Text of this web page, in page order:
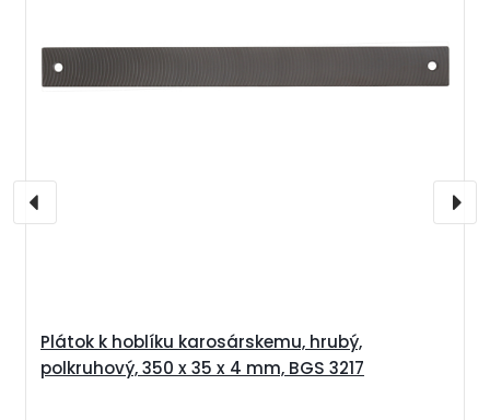
Plátok k hoblíku karosárskemu, hrubý,
polkruhový, 350 x 35 x 4 mm, BGS 3217